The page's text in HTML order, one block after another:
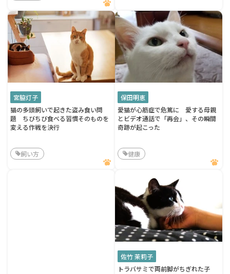
宮脇灯子
猫の多頭飼いで起きた盗み食い問
題 ちびちび食べる習慣そのものを
変える作戦を決行
飼い方
保田明恵
愛猫が心筋症で危篤に 愛する母親
とビデオ通話で「再会」、その瞬間
奇跡が起こった
健康
佐竹 茉莉子
トラバサミで両前脚がちぎれた子